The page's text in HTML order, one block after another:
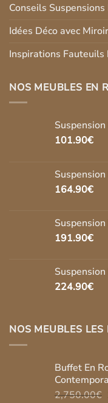
Conseils Suspensions
Idées Déco avec
Inspirations Fauteuils
NOS MEUBLES EN
101.90€
164.90€
191.90€
224.90€
NOS MEUBLES
Buffet En
2,750.00€